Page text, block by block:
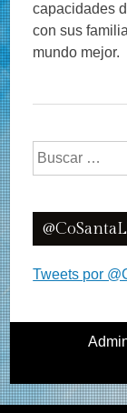
capacidades
con sus
mundo mejor.
Buscar:
Tweets por